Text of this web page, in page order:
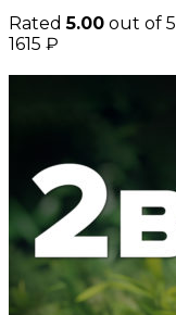
Rated5.00 out of 5
1615 ₽